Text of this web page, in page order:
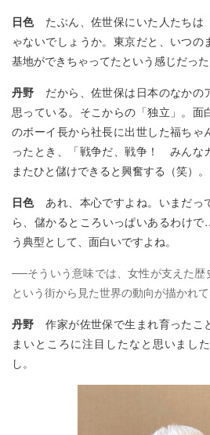
日色たぶん、佐世保にいた人たちは
ゃないでしょうか。東京だと、いつの
基地ができちゃってたという感じだった
丹野 だから、佐世保は日本のなかの
思っている。そこからの「独立」。面
のボーイ長から社長に出世した福ちゃ
ったとき、「戦争だ、戦争！ みんな
またひと儲けできると興奮する（笑）。
日色あれ、本心ですよね。いまだっ
ら、儲かるところいっぱいあるわけ
う典型として、面白いですよね。
──そういう意味では、女性が支えた歴
という街から見た世界の動向が描かれて
丹野 作家が佐世保で生まれ育ったこ
まいところに注目したなと思いまし
し。